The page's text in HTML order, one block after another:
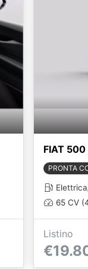
FIAT
PRONTA
65 CV
Listino